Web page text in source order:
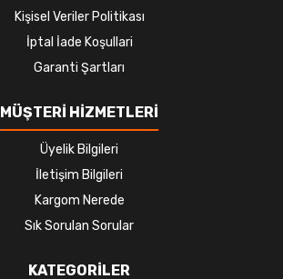
Kişisel Veriler Politikası
İptal İade Koşullari
Garanti Şartları
MÜŞTERİ HİZMETLERİ
Üyelik Bilgileri
İletişim Bilgileri
Kargom Nerede
Sık Sorulan Sorular
KATEGORİLER